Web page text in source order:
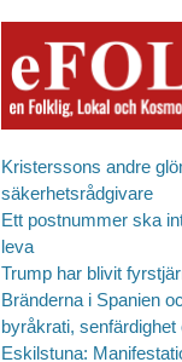
Kristerssons andre
säkerhetsrådgivare
Ett postnummer ska
leva
Trump har blivit
Bränderna i Spanien
byråkrati,
Eskilstuna: